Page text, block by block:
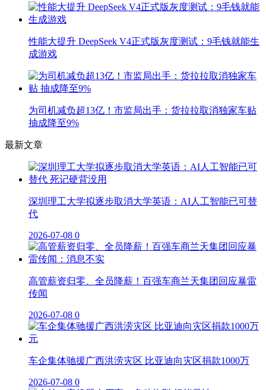
性能大提升 DeepSeek V4正式版灰度测试：9毛钱就能生
成游戏
为司机减负超13亿！市监局出手：货拉拉取消独家车贴
抽成降至9%
最新文章
深圳理工大学拟逐步取消大学英语：AI人工智能已可替
代
2026-07-08 0
高管薪资归零、全员降薪！百强车商兰天集团回应暴雷
传闻
2026-07-08 0
车企集体驰援广西洪涝灾区 比亚迪向灾区捐款1000万
2026-07-08 0